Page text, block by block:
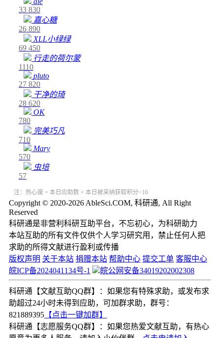
33 830
嘉心糖
26 890
XLL小绿绿
69 450
行走的荷尔蒙
1110
pluto
27 820
干净的琦
28 620
OK
780
完美巧凡
710
Mary
570
虫培
57
注：热心度 = 本日应助数 + 本日被采纳获取积分÷10
Copyright © 2020-2026 AbleSci.COM, 科研通, All Right
Reserved
科研通是非营利科研互助平台，不忘初心，为科研助力
本站互助的所有文件仅供个人学习研究用，禁止任何人把
求助的所得文献进行盈利或传播
版权声明 关于本站 捐赠本站 帮助中心 提交工单 客服中心
皖ICP备2024041134号-1
皖公网安备34019202002308
科研通【文献互助QQ群】：如果您有特殊求助，或发布求
助超过24小时未得到应助，可加群求助，群号：
821889395 【点击一键加群】
科研通【志愿服务QQ群】：如果您热爱文献互助，有热心